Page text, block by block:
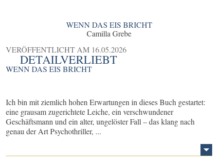
WENN DAS EIS BRICHT
Camilla Grebe
VERÖFFENTLICHT AM 16.05.2026
DETAILVERLIEBT
WENN DAS EIS BRICHT
Ich bin mit ziemlich hohen Erwartungen in dieses Buch gestartet:
eine grausam zugerichtete Leiche, ein verschwundener
Geschäftsmann und ein alter, ungelöster Fall – das klang nach
genau der Art Psychothriller, ...